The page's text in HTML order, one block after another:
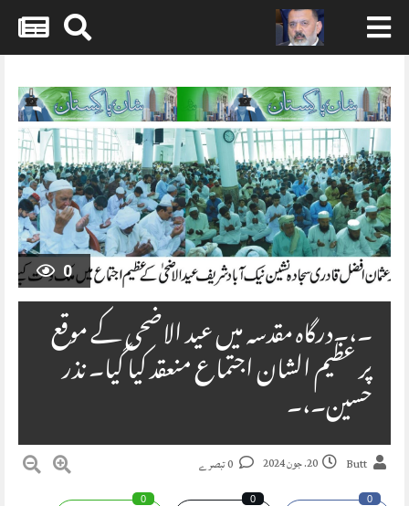
Skip
content
0
۔،۔درگاہ مقدسہ میں عید الاضحی کے موقع
پر عظیم الشان اجتماع منعقد کیا گیا۔ نذر
حسین۔،۔
Butt 20. جون 2024
0
0
0